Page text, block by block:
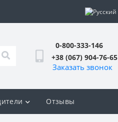
0-800-333-146
+38 (067) 904-76-65
Заказать звонок
Отзывы